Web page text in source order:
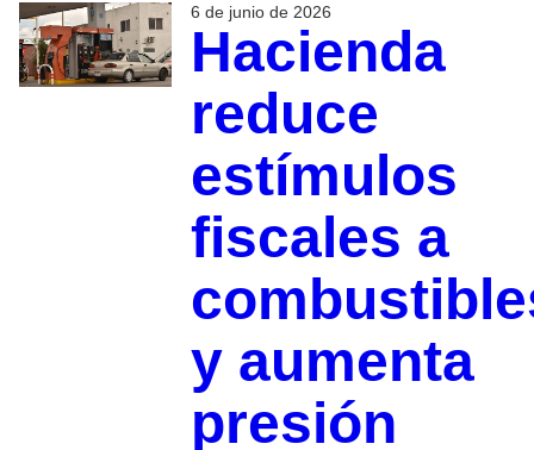
6 de junio de 2026
Hacienda
reduce
estímulos
fiscales a
y aumenta
presión